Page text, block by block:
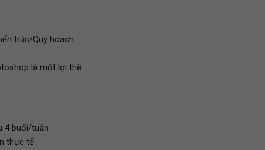
trúc/Quy hoạch
là một lợi thế
4 buổi/tuần
thực tế